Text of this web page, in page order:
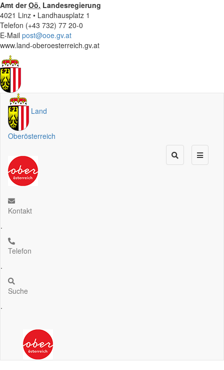
Amt derOö. Landesregierung
4021 Linz • Landhausplatz 1
Telefon (+43 732) 77 20-0
E-Mail post@ooe.gv.at
www.land-oberoesterreich.gv.at
Land
Oberösterreich
Kontakt
.
Telefon
.
Suche
.